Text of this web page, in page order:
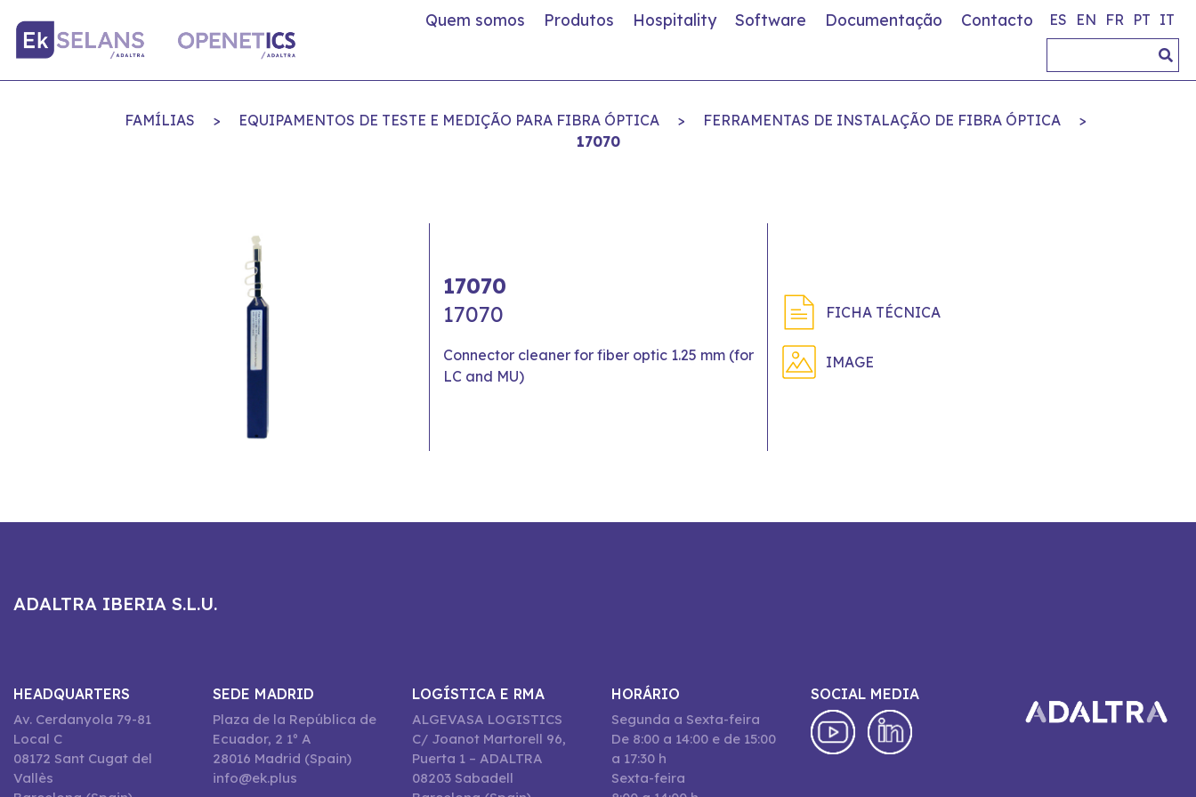
Quem somos Produtos Hospitality Software Documentação Contacto ES EN FR PT IT
FAMÍLIAS > EQUIPAMENTOS DE TESTE E MEDIÇÃO PARA FIBRA ÓPTICA > FERRAMENTAS DE INSTALAÇÃO DE FIBRA ÓPTICA
>
17070
17070
17070
Connector cleaner for fiber optic 1.25 mm (for
LC and MU)
FICHA TÉCNICA
IMAGE
ADALTRA IBERIA S.L.U.
HEADQUARTERS
Av. Cerdanyola 79-81
Local C
08172 Sant Cugat del
Vallès
SEDE MADRID
Plaza de la República de
Ecuador, 2 1º A
28016 Madrid (Spain)
info@ek.plus
LOGÍSTICA E RMA
ALGEVASA LOGISTICS
C/ Joanot Martorell 96,
Puerta 1 – ADALTRA
08203 Sabadell
HORÁRIO
Segunda a Sexta-feira
De 8:00 a 14:00 e de 15:00
a 17:30 h
Sexta-feira
SOCIAL MEDIA